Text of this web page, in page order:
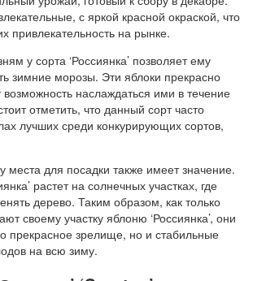
с яркой красной окраской, что
привлекательность на рынке.
у сорта ‘Россиянка’ позволяет ему
зимние морозы. Эти яблоки прекрасно
возможность наслаждаться ими в течение
отметить, что данный сорт часто
лучших среди конкурирующих сортов,
места для посадки также имеет значение.
растет на солнечных участках, где
дерево. Таким образом, как только
своему участку яблоню ‘Россиянка’, они
прекрасное зрелище, но и стабильные
на всю зиму.